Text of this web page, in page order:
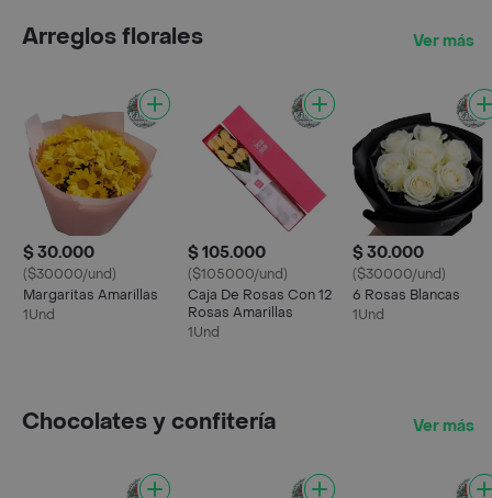
Arreglos florales Ver más
$ 30.000
($30000/und)
Margaritas Amarillas
1Und
$ 105.000
($105000/und)
Caja De Rosas Con 12
Rosas Amarillas
1Und
$ 30.000
($30000/und)
6 Rosas Blancas
1Und
Chocolates y confitería Ver más